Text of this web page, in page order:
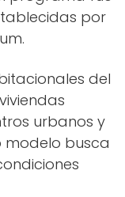
por
del
urbanos y
modelo busca